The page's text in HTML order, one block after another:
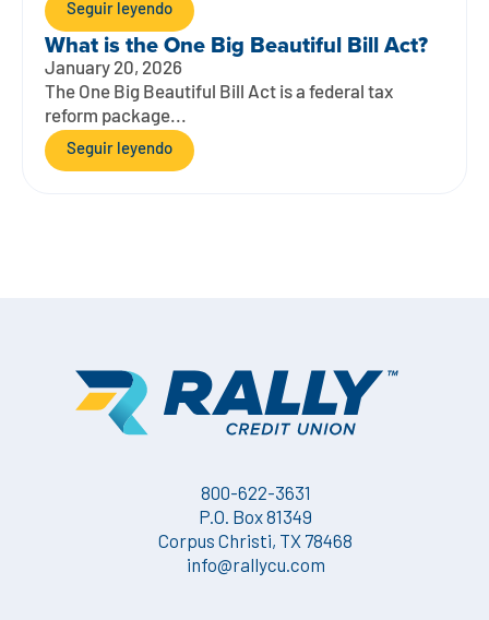
Calculadoras
Préstamos
Empresas
Seguir leyendo
What is the One Big Beautiful Bill Act?
January 20, 2026
The One Big Beautiful Bill Act is a federal tax
reform package...
Seguir leyendo
800-622-3631
P.O. Box 81349
Corpus Christi, TX 78468
info@rallycu.com